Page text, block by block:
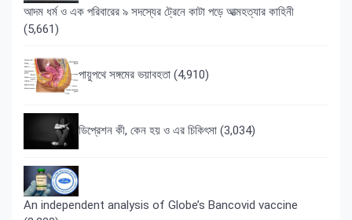
আদম ধর্ম ও এক পরিবারের ৯ সদস্যের ট্রেনে কাটা পড়ে আত্মহত্যার কাহিনী
(5,661)
পায়ুপথে সঙ্গমের ভয়াবহতা (4,910)
ডিপ্রেশন কী, কেন হয় ও এর চিকিৎসা (3,034)
An independent analysis of Globe’s Bancovid vaccine